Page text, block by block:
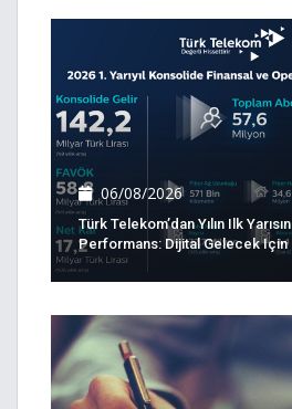
06/08/2026
Türk Telekom’dan Yılın Ilk
Performans: Dijital Gelecek Için